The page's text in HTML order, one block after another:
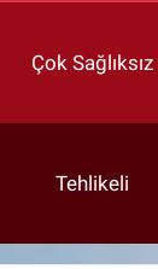
Çok Sağlıksız
Tehlikeli